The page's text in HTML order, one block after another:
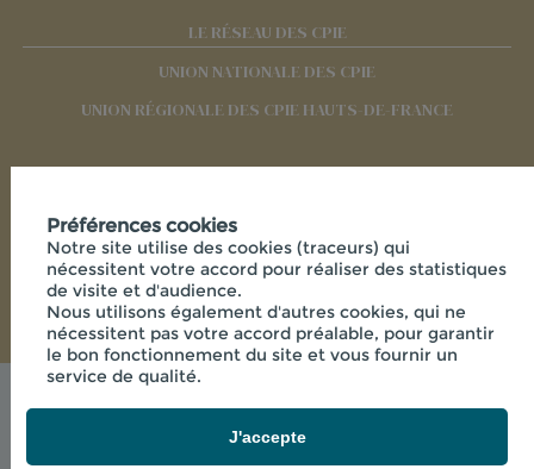
LE RÉSEAU DES CPIE
UNION NATIONALE DES CPIE
UNION RÉGIONALE DES CPIE HAUTS-DE-FRANCE
Mentions légales
© 2026 - CPIE PAYS DE L'AISNE - 33 RUE DES
VICTIMES DE COMPORTET , 02000 MERLIEUX-ET-
Préférences cookies
Notre site utilise des cookies (traceurs) qui
nécessitent votre accord pour réaliser des statistiques
de visite et d'audience.
Nous utilisons également d'autres cookies, qui ne
nécessitent pas votre accord préalable, pour garantir
le bon fonctionnement du site et vous fournir un
service de qualité.
J'accepte